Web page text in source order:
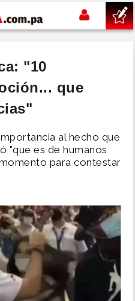
"10
que
al hecho que
"que es de humanos
para contestar